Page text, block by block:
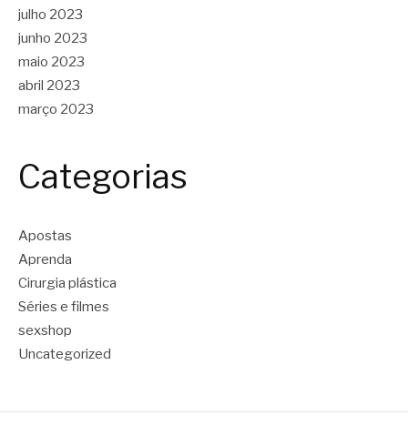
julho 2023
junho 2023
maio 2023
abril 2023
março 2023
Categorias
Apostas
Aprenda
Cirurgia plástica
Séries e filmes
sexshop
Uncategorized